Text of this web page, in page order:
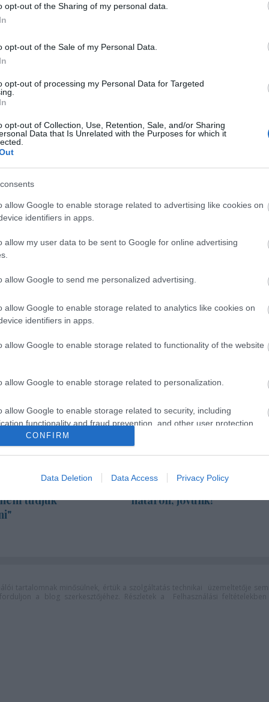
opt-out of the Sharing of my personal data.
opt-out of the Sale of my Personal Data.
opt-out of processing my Personal Data for Targeted
opt-out of Collection, Use, Retention, Sale, and/or Sharing
Data that Is Unrelated with the Purposes for which it
allow Google to enable storage related to advertising like cookies on
identifiers in apps.
allow my user data to be sent to Google for online advertising
allow Google to send me personalized advertising.
allow Google to enable storage related to analytics like cookies on
identifiers in apps.
allow Google to enable storage related to functionality of the website
allow Google to enable storage related to personalization.
allow Google to enable storage related to security, including
functionality and fraud prevention, and other user protection.
CONFIRM
Data Deletion Data Access Privacy Policy
is. A három egykori kőbányász; Kricsár Kamil, Kiss
örvendezteti meg a nézőket, miközben véletlenül sem
Háy szövege a sanyarú világ szlengjéből táplálkozik, de
egy kor a nagy epizodisták tették Makláry Zoltántól Peti
így például a kétszer egy órás produkció első része az
s a darab és az előadás végét sem az író, sem a
szerint készül a trilógia harmadik része is; s
is a közönség reagálását) bizonyára maga is rájön
a színpad közelében élve tud elsajátítani.
"Színészként a
tudjuk
"Csak engedjenek át a
határon, jövünk!"